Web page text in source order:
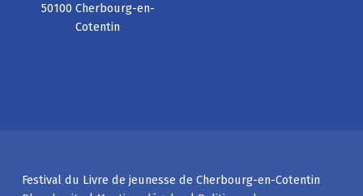
50100 Cherbourg-en-
Cotentin
Festival du Livre de jeunesse de Cherbourg-en-Cotentin